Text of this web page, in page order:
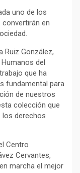
uno de los
en
Ruiz González,
del
que ha
fundamental para
de nuestros
colección que
los derechos
Centro
Cervantes,
marcha el mejor